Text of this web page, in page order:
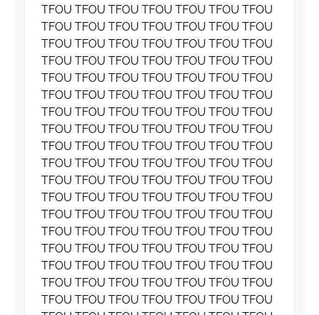
TFOU TFOU TFOU TFOU TFOU TFOU TFOU
TFOU TFOU TFOU TFOU TFOU TFOU TFOU
TFOU TFOU TFOU TFOU TFOU TFOU TFOU
TFOU TFOU TFOU TFOU TFOU TFOU TFOU
TFOU TFOU TFOU TFOU TFOU TFOU TFOU
TFOU TFOU TFOU TFOU TFOU TFOU TFOU
TFOU TFOU TFOU TFOU TFOU TFOU TFOU
TFOU TFOU TFOU TFOU TFOU TFOU TFOU
TFOU TFOU TFOU TFOU TFOU TFOU TFOU
TFOU TFOU TFOU TFOU TFOU TFOU TFOU
TFOU TFOU TFOU TFOU TFOU TFOU TFOU
TFOU TFOU TFOU TFOU TFOU TFOU TFOU
TFOU TFOU TFOU TFOU TFOU TFOU TFOU
TFOU TFOU TFOU TFOU TFOU TFOU TFOU
TFOU TFOU TFOU TFOU TFOU TFOU TFOU
TFOU TFOU TFOU TFOU TFOU TFOU TFOU
TFOU TFOU TFOU TFOU TFOU TFOU TFOU
TFOU TFOU TFOU TFOU TFOU TFOU TFOU